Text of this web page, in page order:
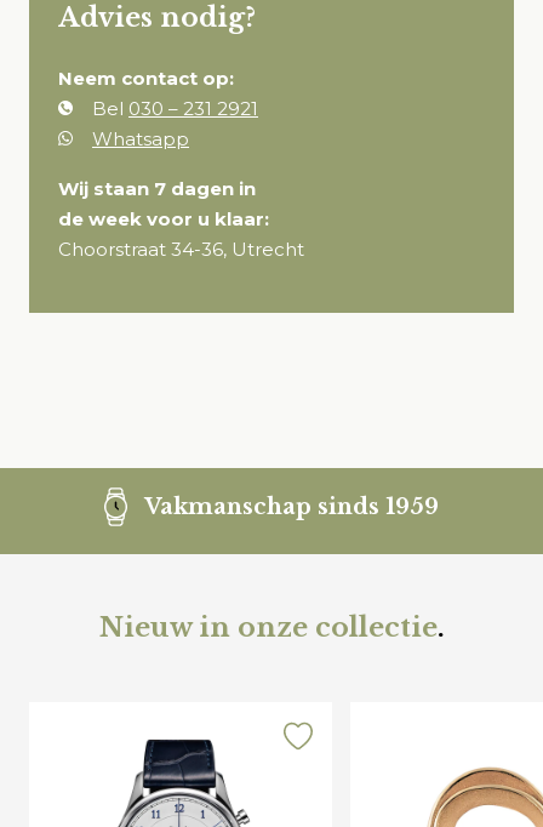
Advies nodig?
Neem contact op:
Bel 030 – 231 2921
Whatsapp
Wij staan 7 dagen in
de week voor u klaar:
Choorstraat 34-36, Utrecht
Vakmanschap sinds 1959
Nieuw in onze collectie.